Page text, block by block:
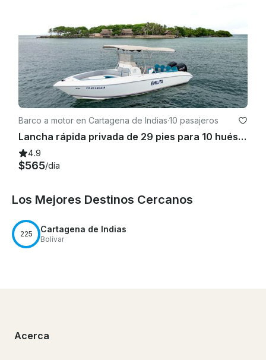
Barco a motor en Cartagena de Indias·10 pasajeros
Lancha rápida privada de 29 pies para 10 huéspedes | Cartagena, Islas del Rosario y Cholón
4.9
$565/día
Los Mejores Destinos Cercanos
225 Cartagena de Indias
Bolívar
Acerca